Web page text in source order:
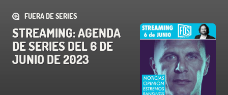
FUERA DE SERIES
STREAMING: AGENDA
DE SERIES DEL 6 DE
JUNIO DE 2023